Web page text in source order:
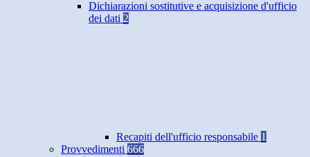
Dichiarazioni sostitutive e acquisizione d'ufficio
dei dati 2
Recapiti dell'ufficio responsabile 1
Provvedimenti 666